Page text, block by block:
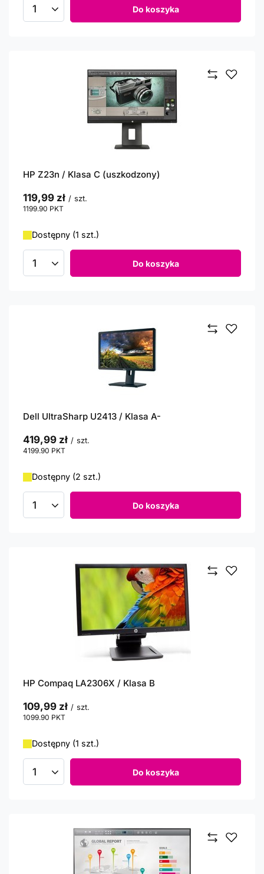
Ilość produktów Do koszyka
HP Z23n / Klasa C (uszkodzony)
119,99 zł / szt.
1199.90 PKT
Dostępny (1 szt.)
Ilość produktów Do koszyka
Dell UltraSharp U2413 / Klasa A-
419,99 zł / szt.
4199.90 PKT
Dostępny (2 szt.)
Ilość produktów Do koszyka
HP Compaq LA2306X / Klasa B
109,99 zł / szt.
1099.90 PKT
Dostępny (1 szt.)
Ilość produktów Do koszyka